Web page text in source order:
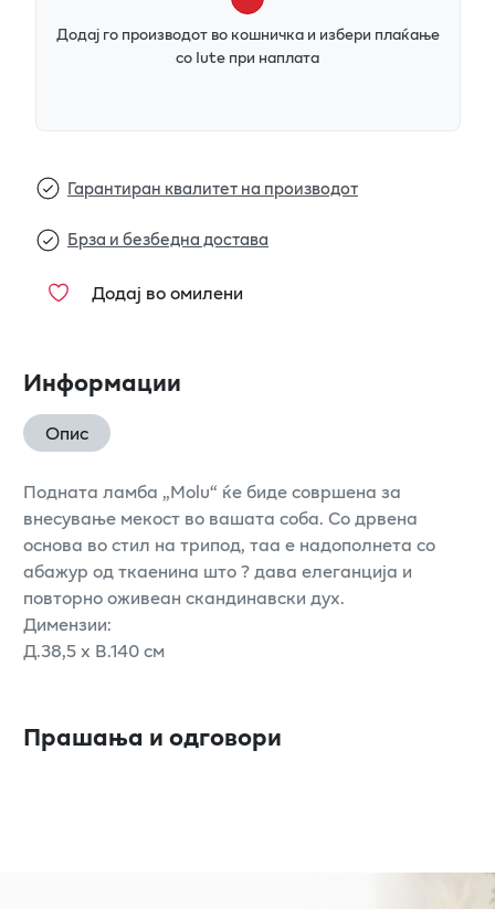
Додај го производот во кошничка и избери плаќање
со Iute при наплата
Гарантиран квалитет на производот
Брза и безбедна достава
Додај во омилени
Информации
Опис
Подната ламба „Molu“ ќе биде совршена за
внесување мекост во вашата соба. Со дрвена
основа во стил на трипод, таа е надополнета со
абажур од ткаенина што ? дава елеганција и
повторно оживеан скандинавски дух.
Димензии:
Д.38,5 x В.140 см
Прашања и одговори